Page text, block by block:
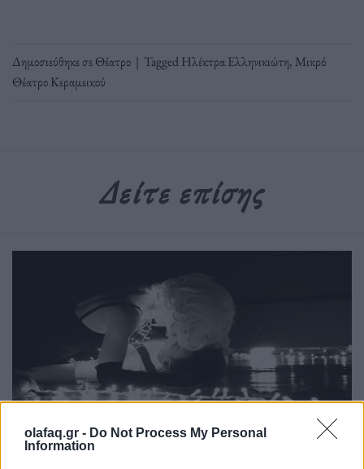
olafaq.gr - Do Not Process My Personal
Information
Δημοσιεύθηκε σεΘέατρο | TaggedΗλέκτρα Ελληνικιώτη, Μικρό
Θέατρο Κεραμεικού
Δείτε επίσης
Θέατρο